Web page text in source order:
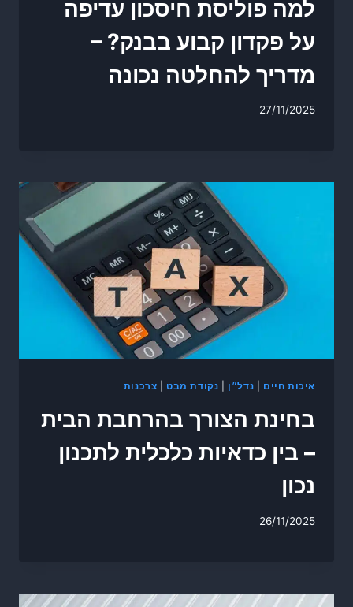
למה פוליסת חיסכון עדיפה
על פקדון קבוע בבנק? –
מדריך להחלטה נכונה
27/11/2025
איכות חיים נדל״ן נקודת מבט צרכנות
בחינת הצורך בהרחבת הבית
– בין כדאיות כלכלית לתכנון
נכון
26/11/2025